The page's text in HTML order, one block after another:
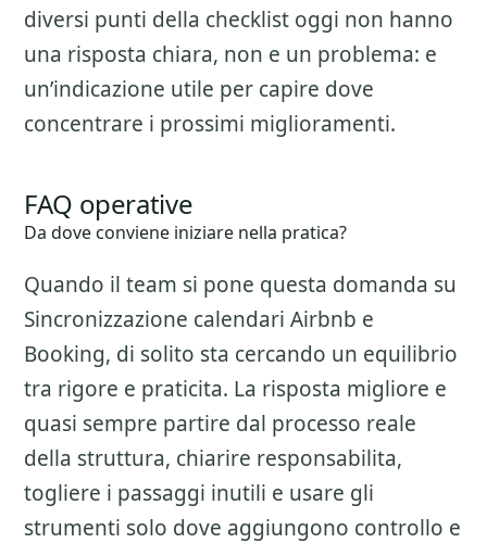
diversi punti della checklist oggi non hanno
una risposta chiara, non e un problema: e
un’indicazione utile per capire dove
concentrare i prossimi miglioramenti.
FAQ operative
Da dove conviene iniziare nella pratica?
Quando il team si pone questa domanda su
Sincronizzazione calendari Airbnb e
Booking, di solito sta cercando un equilibrio
tra rigore e praticita. La risposta migliore e
quasi sempre partire dal processo reale
della struttura, chiarire responsabilita,
togliere i passaggi inutili e usare gli
strumenti solo dove aggiungono controllo e